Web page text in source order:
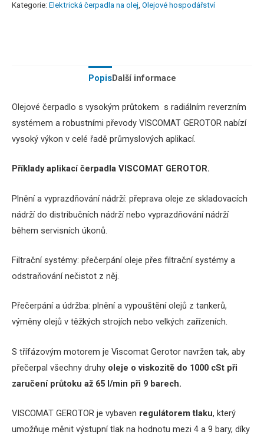
Kategorie: Elektrická čerpadla na olej, Olejové hospodářství
PopisDalší informace
Olejové čerpadlo s vysokým průtokem s radiálním reverzním
systémem a robustními převody VISCOMAT GEROTOR nabízí
vysoký výkon v celé řadě průmyslových aplikací.
Příklady aplikací čerpadla VISCOMAT GEROTOR.
Plnění a vyprazdňování nádrží: přeprava oleje ze skladovacích
nádrží do distribučních nádrží nebo vyprazdňování nádrží
během servisních úkonů.
Filtrační systémy: přečerpání oleje přes filtrační systémy a
odstraňování nečistot z něj.
Přečerpání a údržba: plnění a vypouštění olejů z tankerů,
výměny olejů v těžkých strojích nebo velkých zařízeních.
S třífázovým motorem je Viscomat Gerotor navržen tak, aby
přečerpal všechny druhy oleje o viskozitě do 1000 cSt při
zaručení průtoku až 65 l/min při 9 barech.
VISCOMAT GEROTOR je vybaven regulátorem tlaku, který
umožňuje měnit výstupní tlak na hodnotu mezi 4 a 9 bary, díky